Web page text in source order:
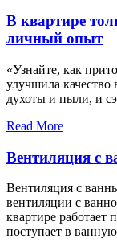
В квартире
личный опыт
«Узнайте, как
улучшила качество
духоты и пыли, и
Read More
Вентиляция с
Вентиляция с
вентиляции с
квартире работает
поступает в ванную